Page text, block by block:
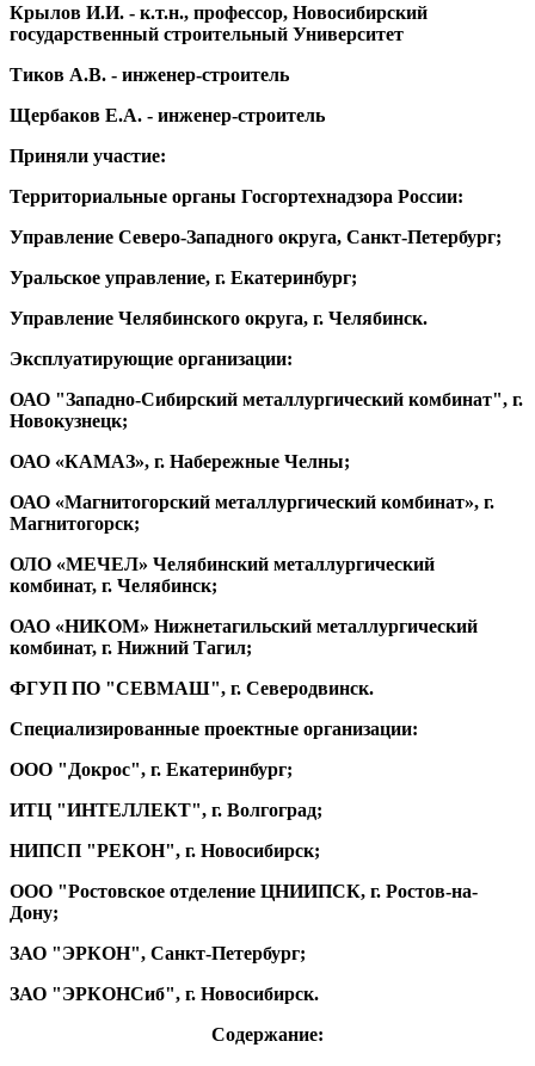
Крылов И.И. - к.т.н., профессор, Новосибирский
государственный строительный Университет
Тиков А.В. - инженер-строитель
Щербаков Е.А. - инженер-строитель
Приняли участие:
Территориальные органы Госгортехнадзора России:
Управление Северо-Западного округа, Санкт-Петербург;
Уральское управление, г. Екатеринбург;
Управление Челябинского округа, г. Челябинск.
Эксплуатирующие организации:
ОАО "Западно-Сибирский металлургический комбинат", г.
Новокузнецк;
ОАО «КАМАЗ», г. Набережные Челны;
ОАО «Магнитогорский металлургический комбинат», г.
Магнитогорск;
ОЛО «МЕЧЕЛ» Челябинский металлургический
комбинат, г. Челябинск;
ОАО «НИКОМ» Нижнетагильский металлургический
комбинат, г. Нижний Тагил;
ФГУП ПО "СЕВМАШ", г. Северодвинск.
Специализированные проектные организации:
ООО "Докрос", г. Екатеринбург;
ИТЦ "ИНТЕЛЛЕКТ", г. Волгоград;
НИПСП "РЕКОН", г. Новосибирск;
ООО "Ростовское отделение ЦНИИПСК, г. Ростов-на-
Дону;
ЗАО "ЭРКОН", Санкт-Петербург;
ЗАО "ЭРКОНСиб", г. Новосибирск.
Содержание: